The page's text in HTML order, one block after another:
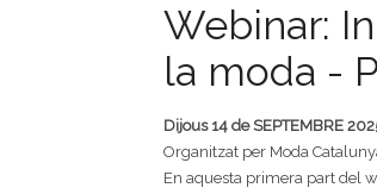
Webinar:
la moda -
Dijous 14 de SEPTEMBRE
Organitzat per Moda
En aquesta primera part del